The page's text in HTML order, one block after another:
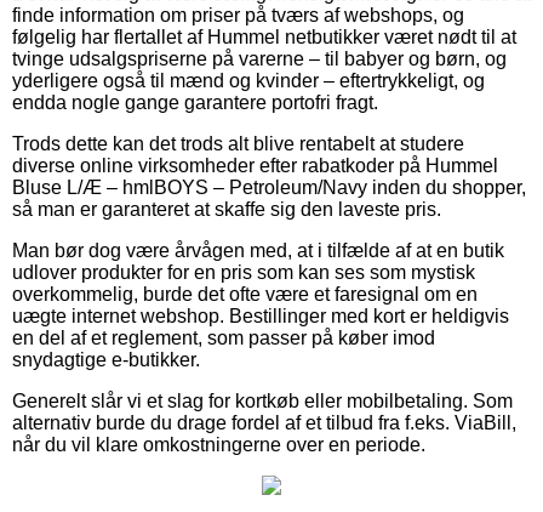
finde information om priser på tværs af webshops, og
følgelig har flertallet af Hummel netbutikker været nødt til at
tvinge udsalgspriserne på varerne – til babyer og børn, og
yderligere også til mænd og kvinder – eftertrykkeligt, og
endda nogle gange garantere portofri fragt.
Trods dette kan det trods alt blive rentabelt at studere
diverse online virksomheder efter rabatkoder på Hummel
Bluse L/Æ – hmlBOYS – Petroleum/Navy inden du shopper,
så man er garanteret at skaffe sig den laveste pris.
Man bør dog være årvågen med, at i tilfælde af at en butik
udlover produkter for en pris som kan ses som mystisk
overkommelig, burde det ofte være et faresignal om en
uægte internet webshop. Bestillinger med kort er heldigvis
en del af et reglement, som passer på køber imod
snydagtige e-butikker.
Generelt slår vi et slag for kortkøb eller mobilbetaling. Som
alternativ burde du drage fordel af et tilbud fra f.eks. ViaBill,
når du vil klare omkostningerne over en periode.